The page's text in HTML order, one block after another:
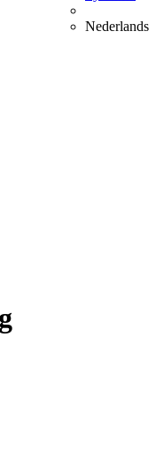
Nederlands